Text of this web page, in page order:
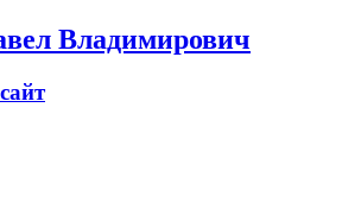
Владимирович